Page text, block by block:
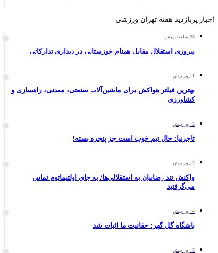
اخبار پربازدید هفته تهران ورزشی
23 ساعت پیش
پیروزی استقلال مقابل همنام خوزستانی در دیداری تدارکاتی
1 روز پیش
بهترین فیلتر هواکش برای ماشین‌آلات صنعتی، معدنی، راهسازی و
کشاورزی
2 روز پیش
تاجرنیا: حال تیم خوب است جز پنجره بسته!
3 روز پیش
واکنش تند رضاییان به استقلالی‌ها/ به جای اولتیماتوم تماس
می‌گرفتید
4 روز پیش
باشگاه گل گهر: حقانیت ما اثبات شد
5 روز پیش